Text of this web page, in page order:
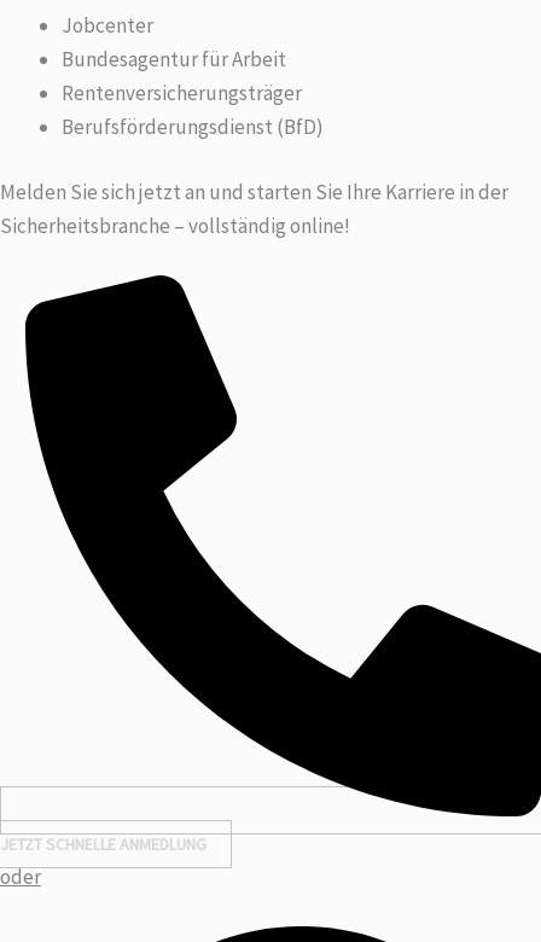
Jobcenter
Bundesagentur für Arbeit
Rentenversicherungsträger
Berufsförderungsdienst (BfD)
Melden Sie sich jetzt an und starten Sie Ihre Karriere in der
Sicherheitsbranche – vollständig online!
JETZT SCHNELLE ANMEDLUNG
oder